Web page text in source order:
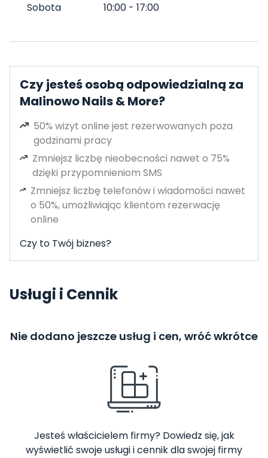
Sobota
10:00 - 17:00
Czy jesteś osobą odpowiedzialną za
Malinowo Nails & More?
50% wizyt online jest rezerwowanych poza
godzinami pracy
Zmniejsz liczbę nieobecności nawet o 75%
dzięki przypomnieniom SMS
Zmniejsz liczbę telefonów i wiadomości nawet
o 50%, umożliwiając klientom rezerwację
online
Czy to Twój biznes?
Usługi i Cennik
Nie dodano jeszcze usług i cen, wróć wkrótce
Jesteś właścicielem firmy? Dowiedz się, jak
wyświetlić swoje usługi i cennik dla swojej firmy